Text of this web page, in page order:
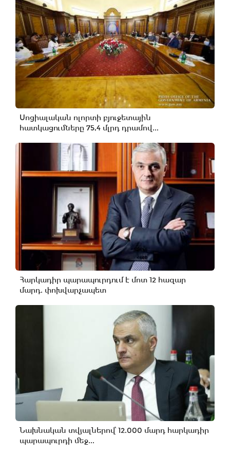
Սոցիալական ոլորտի բյուջետային
հատկացումները 75,4 մլրդ դրամով...
Հարկադիր պարապուրդում է մոտ 12 հազար
մարդ. փոխվարչապետ
Նախնական տվյալներով՝ 12.000 մարդ հարկադիր
պարապուրդի մեջ...